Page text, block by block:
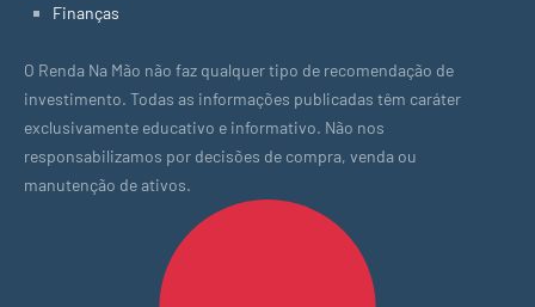
Finanças
O Renda Na Mão não faz qualquer tipo de recomendação de
investimento. Todas as informações publicadas têm caráter
exclusivamente educativo e informativo. Não nos
responsabilizamos por decisões de compra, venda ou
manutenção de ativos.